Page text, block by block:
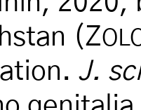
(Z
J.